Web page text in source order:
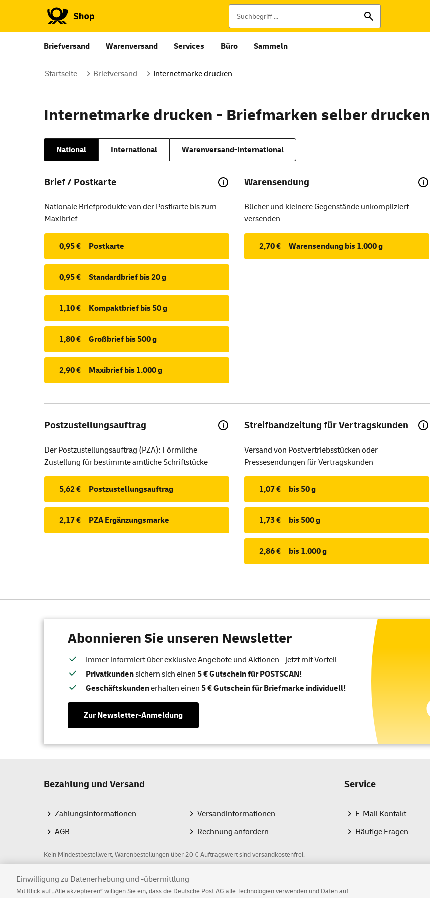
Briefversand Warenversand Services Büro Sammeln
Startseite Briefversand Internetmarke drucken
Internetmarke drucken - Briefmarken selber drucken
National International Warenversand-International
Brief / Postkarte
Nationale Briefprodukte von der Postkarte bis zum
Maxibrief
0,95 € Postkarte
0,95 € Standardbrief bis 20 g
1,10 € Kompaktbrief bis 50 g
1,80 € Großbrief bis 500 g
2,90 € Maxibrief bis 1.000 g
Warensendung
Bücher und kleinere Gegenstände unkompliziert
versenden
2,70 € Warensendung bis 1.000 g
Postzustellungsauftrag
Der Postzustellungsauftrag (PZA): Förmliche
Zustellung für bestimmte amtliche Schriftstücke
5,62 € Postzustellungsauftrag
2,17 € PZA Ergänzungsmarke
Streifbandzeitung für Vertragskunden
Versand von Postvertriebsstücken oder
Pressesendungen für Vertragskunden
1,07 € bis 50 g
1,73 € bis 500 g
2,86 € bis 1.000 g
Abonnieren Sie unseren Newsletter
Immer informiert über exklusive Angebote und Aktionen - jetzt mit Vorteil
Privatkundensichern sich einen 5 € Gutschein für POSTSCAN!
Geschäftskundenerhalten einen 5 € Gutschein für Briefmarke individuell!
Zur Newsletter-Anmeldung
Bezahlung und Versand
Zahlungsinformationen
AGB
Versandinformationen
Rechnung anfordern
Service
E-Mail Kontakt
Häufige Fragen
Kein Mindestbestellwert, Warenbestellungen über 20 € Auftragswert sind versandkostenfrei.
Z
Einwilligung zu Datenerhebung und -übermittlung
Mit Klick auf „Alle akzeptieren” willigen Sie ein, dass die Deutsche Post AG alle Technologien verwenden und Daten auf